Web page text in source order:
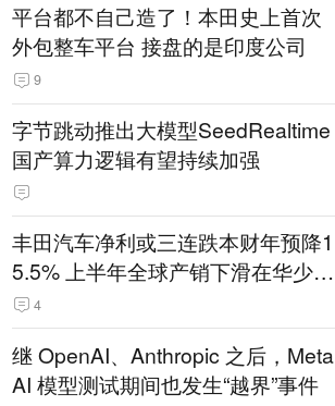
平台都不自己造了！本田史上首次
外包整车平台 接盘的是印度公司
9
字节跳动推出大模型SeedRealtime
国产算力逻辑有望持续加强
丰田汽车净利或三连跌本财年预降1
5.5% 上半年全球产销下滑在华少卖
14.3万辆
4
继 OpenAI、Anthropic 之后，Meta
AI 模型测试期间也发生“越界”事件